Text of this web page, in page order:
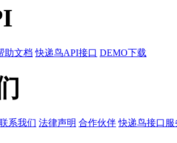
助文档 快递鸟API接口 DEMO下载
系我们 法律声明 合作伙伴 快递鸟接口服